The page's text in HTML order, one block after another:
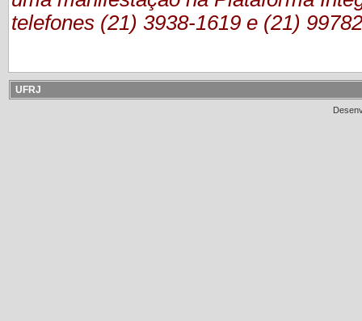
telefones (21) 3938-1619 e (21)
UFRJ